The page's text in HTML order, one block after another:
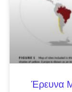
Έρευνα